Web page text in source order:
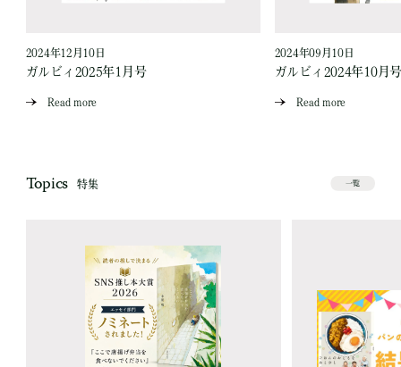
2024年12月10日
ガルビィ2025年1月号
Read more
2024年09月10日
ガルビィ2024年10月
Read more
Topics 特集 一覧